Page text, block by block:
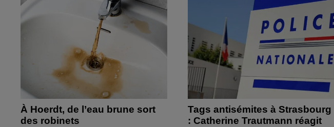
À Hoerdt, de l’eau brune sort
des robinets
Tags antisémites à Strasbourg
: Catherine Trautmann réagit